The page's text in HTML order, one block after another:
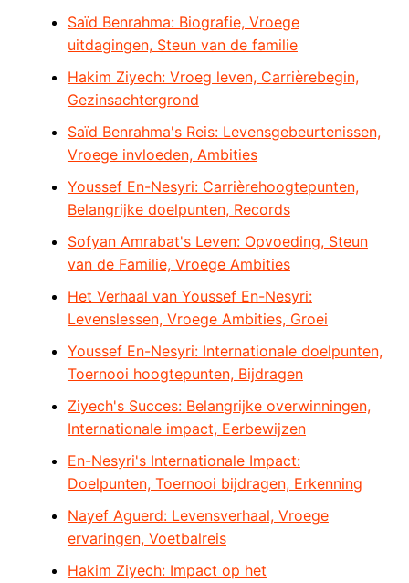
Saïd Benrahma: Biografie, Vroege
uitdagingen, Steun van de familie
Hakim Ziyech: Vroeg leven, Carrièrebegin,
Gezinsachtergrond
Saïd Benrahma's Reis: Levensgebeurtenissen,
Vroege invloeden, Ambities
Youssef En-Nesyri: Carrièrehoogtepunten,
Belangrijke doelpunten, Records
Sofyan Amrabat's Leven: Opvoeding, Steun
van de Familie, Vroege Ambities
Het Verhaal van Youssef En-Nesyri:
Levenslessen, Vroege Ambities, Groei
Youssef En-Nesyri: Internationale doelpunten,
Toernooi hoogtepunten, Bijdragen
Ziyech's Succes: Belangrijke overwinningen,
Internationale impact, Eerbewijzen
En-Nesyri's Internationale Impact:
Doelpunten, Toernooi bijdragen, Erkenning
Nayef Aguerd: Levensverhaal, Vroege
ervaringen, Voetbalreis
Hakim Ziyech: Impact op het